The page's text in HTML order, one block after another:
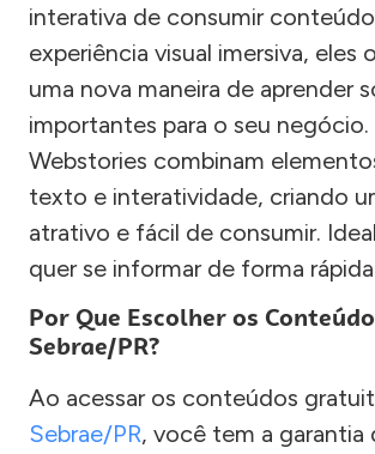
interativa de consumir
experiência visual imersiva, eles
uma nova maneira de aprender
importantes para o seu negócio.
Webstories combinam
texto e interatividade, criando
atrativo e fácil de consumir.
quer se informar de forma
Por Que Escolher os
Sebrae/PR?
Ao acessar os conteúdos
Sebrae/PR, você tem a garantia